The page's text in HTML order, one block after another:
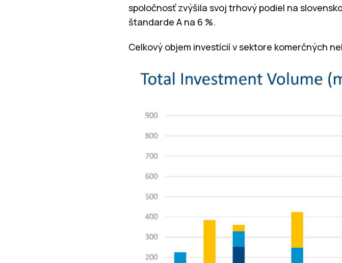
spoločnosť zvýšila svoj trhový podiel na
štandarde A na 6 %.
Celkový objem investícií v sektore komerčných